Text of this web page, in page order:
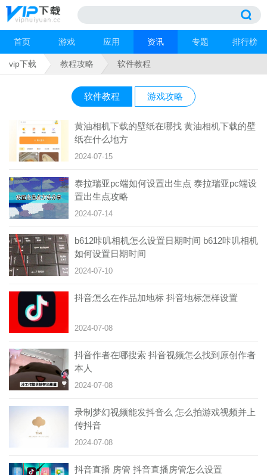
首页 游戏 应用 资讯 专题 排行榜
vip下载 教程攻略 软件教程
软件教程 游戏攻略
黄油相机下载的壁纸在哪找 黄油相机下载的壁
纸在什么地方
2024-07-15
泰拉瑞亚pc端如何设置出生点 泰拉瑞亚pc端设
置出生点攻略
2024-07-14
b612咔叽相机怎么设置日期时间 b612咔叽相机
如何设置日期时间
2024-07-10
抖音怎么在作品加地标 抖音地标怎样设置
2024-07-08
抖音作者在哪搜索 抖音视频怎么找到原创作者
本人
2024-07-08
录制梦幻视频能发抖音么 怎么拍游戏视频并上
传抖音
2024-07-08
抖音直播 房管 抖音直播房管怎么设置